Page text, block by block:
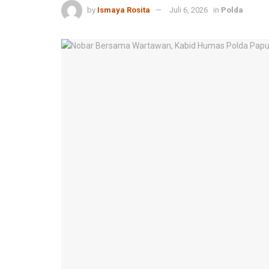
by Ismaya Rosita Juli 6, 2026 in Polda